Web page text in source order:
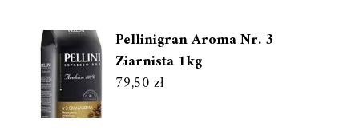
Pellinigran Aroma Nr. 3
Ziarnista 1kg
79,50zł